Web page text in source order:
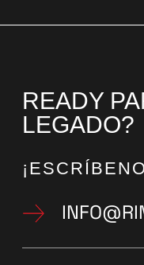
READY
LEGADO?